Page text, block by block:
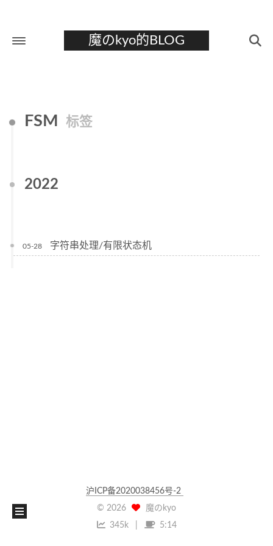
魔のkyo的BLOG
关于
归档
FSM 标签
2022
05-28 字符串处理/有限状态机
沪ICP备2020038456号-2
© 2026
魔のkyo
345k
5:14